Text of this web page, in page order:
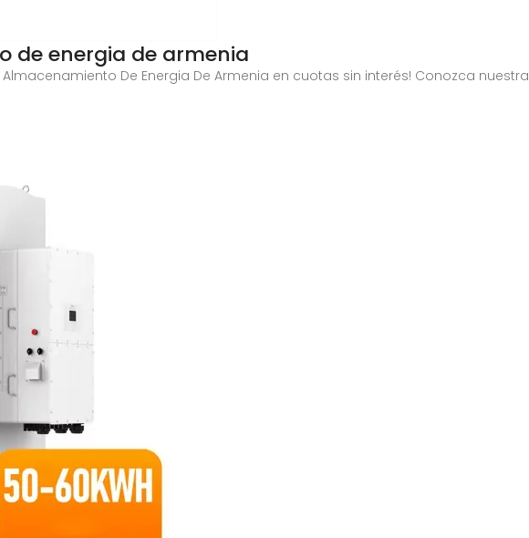
de energia de armenia
De Energia De Armenia en cuotas sin interés! Conozca